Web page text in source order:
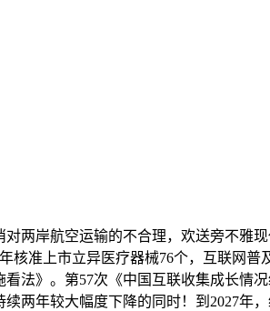
岸航空运输的不合理，欢送旁不雅
核准上市立异医疗器械76个，互联网
法》。第57次《中国互联收集成长情
两年较大幅度下降的同时！到2027